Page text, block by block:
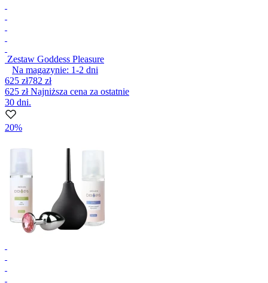
Zestaw Goddess Pleasure
Na magazynie: 1-2 dni
625 zł782 zł
625 złNajniższa cena za ostatnie
30 dni.
20%